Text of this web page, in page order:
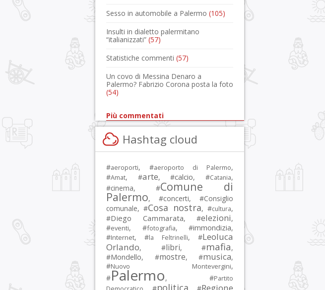
Sesso in automobile a Palermo (105)
Insulti in dialetto palermitano
“italianizzati” (57)
Statistiche commenti (57)
Un covo di Messina Denaro a
Palermo? Fabrizio Corona posta la foto
(54)
Più commentati
Hashtag cloud
#aeroporti, #aeroporto di Palermo,
#Amat, #arte, #calcio, #Catania,
#cinema, #Comune di
Palermo, #concerti, #Consiglio
comunale, #Cosa nostra, #cultura,
#Diego Cammarata, #elezioni,
#eventi, #fotografia, #immondizia,
#Internet, #la Feltrinelli, #Leoluca
Orlando, #libri, #mafia,
#Mondello, #mostre, #musica,
#Nuovo Montevergini,
#Palermo, #Partito
politica